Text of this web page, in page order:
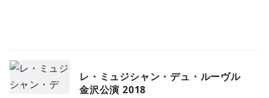
レ・ミュジシャン・デュ・ルーヴル
金沢公演 2018